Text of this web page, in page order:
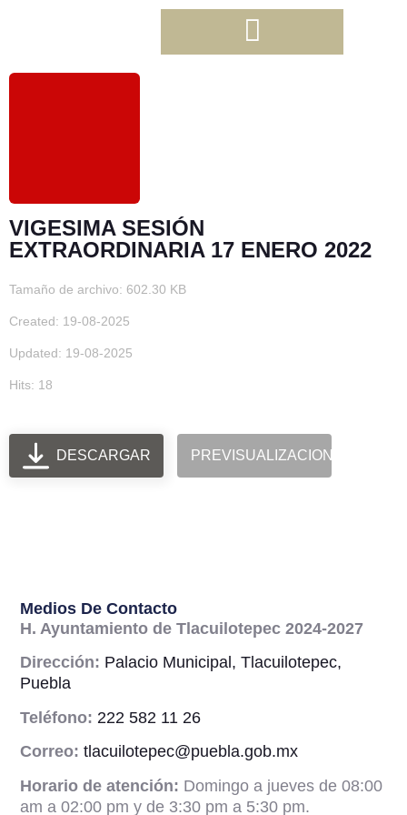
VIGESIMA SESIÓN
EXTRAORDINARIA 17 ENERO 2022
Tamaño de archivo: 602.30 KB
Created: 19-08-2025
Updated: 19-08-2025
Hits: 18
DESCARGAR PREVISUALIZACION
Medios De Contacto
H. Ayuntamiento de Tlacuilotepec 2024-2027
Dirección: Palacio Municipal, Tlacuilotepec,
Puebla
Teléfono: 222 582 11 26
Correo: tlacuilotepec@puebla.gob.mx
Horario de atención: Domingo a jueves de 08:00
am a 02:00 pm y de 3:30 pm a 5:30 pm.